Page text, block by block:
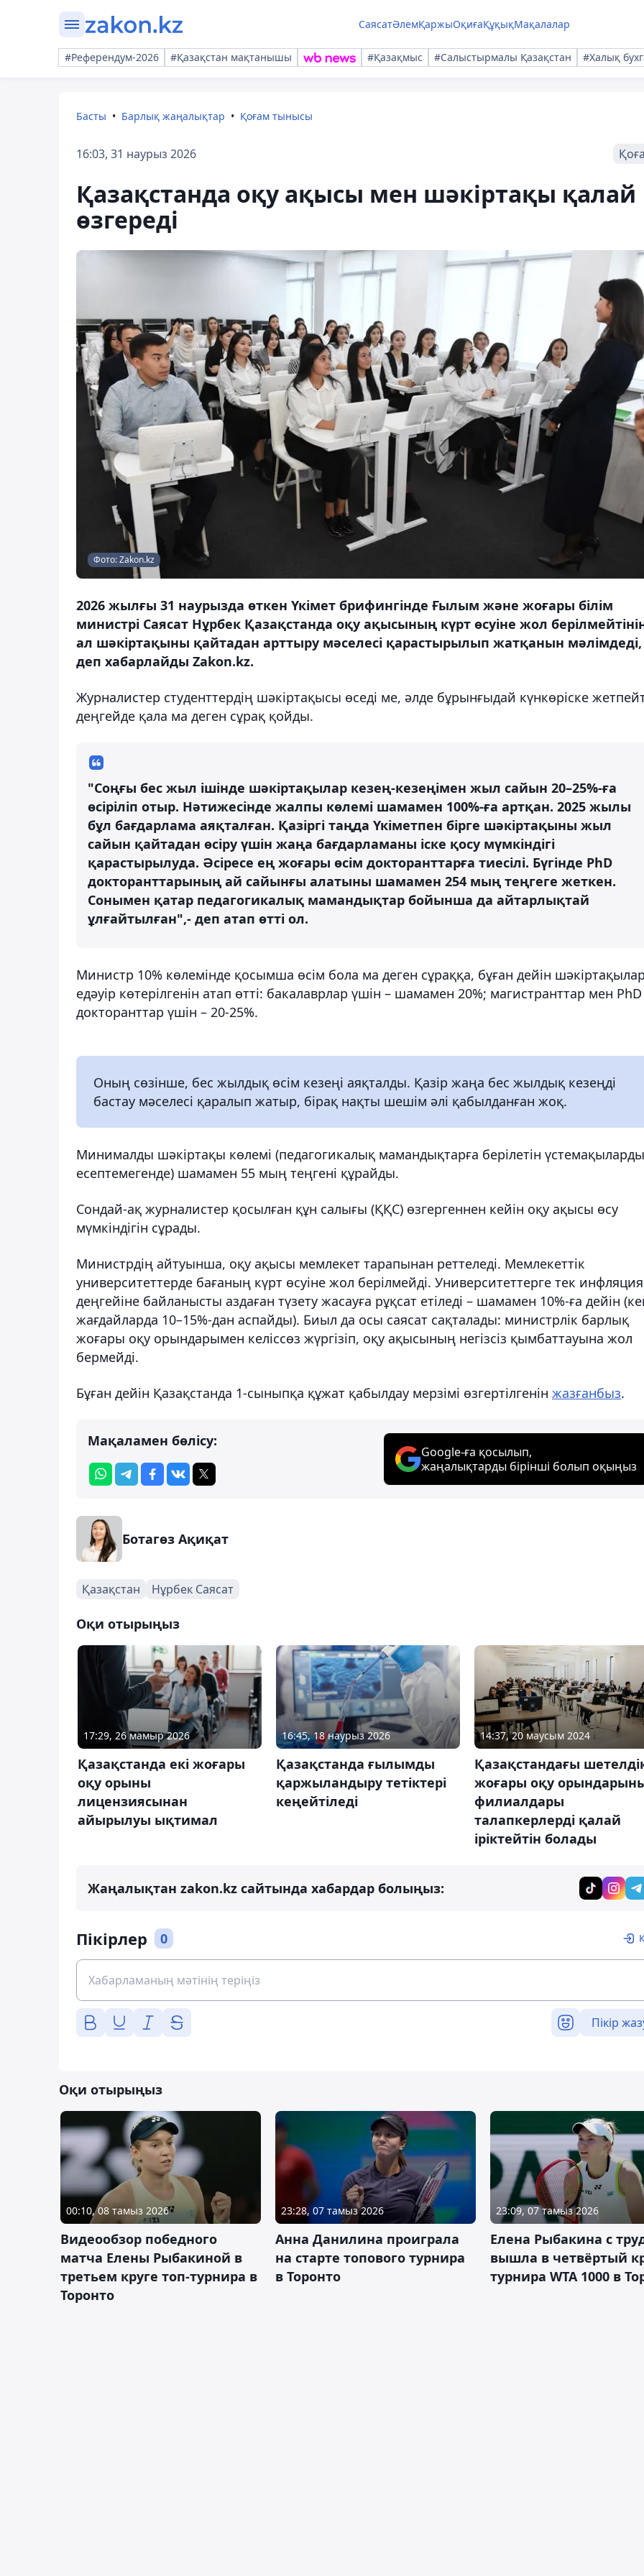
СаясатӘлемҚаржыОқиғаҚұқықМақалалар
#Референдум-2026 #Қазақстан мақтанышы #Қазақмыс #Салыстырмалы Қазақстан #Халық
Басты Барлық жаңалықтар Қоғам тынысы
16:03, 31 наурыз 2026
Қазақстанда оқу ақысы мен шәкіртақы қалай
өзгереді
Фото: Zakon.kz
2026 жылғы 31 наурызда өткен Үкімет брифингінде Ғылым және жоғары білім
министрі Саясат Нұрбек Қазақстанда оқу ақысының күрт өсуіне жол
ал шәкіртақыны қайтадан арттыру мәселесі қарастырылып жатқанын мәлімдеді,
деп хабарлайды Zakon.kz.
Журналистер студенттердің шәкіртақысы өседі ме, әлде бұрынғыдай күнкөріске
деңгейде қала ма деген сұрақ қойды.
"Соңғы бес жыл ішінде шәкіртақылар кезең-кезеңімен жыл сайын 20–25%-ға
өсіріліп отыр. Нәтижесінде жалпы көлемі шамамен 100%-ға артқан. 2025 жылы
бұл бағдарлама аяқталған. Қазіргі таңда Үкіметпен бірге шәкіртақыны жыл
сайын қайтадан өсіру үшін жаңа бағдарламаны іске қосу мүмкіндігі
қарастырылуда. Әсіресе ең жоғары өсім докторанттарға тиесілі. Бүгінде PhD
докторанттарының ай сайынғы алатыны шамамен 254 мың теңгеге жеткен.
Сонымен қатар педагогикалық мамандықтар бойынша да айтарлықтай
ұлғайтылған",- деп атап өтті ол.
Министр 10% көлемінде қосымша өсім бола ма деген сұраққа, бұған дейін
едәуір көтерілгенін атап өтті: бакалаврлар үшін – шамамен 20%; магистранттар мен PhD
докторанттар үшін – 20-25%.
Оның сөзінше, бес жылдық өсім кезеңі аяқталды. Қазір жаңа бес жылдық кезеңді
бастау мәселесі қаралып жатыр, бірақ нақты шешім әлі қабылданған жоқ.
Минималды шәкіртақы көлемі (педагогикалық мамандықтарға берілетін үстемақыларды
есептемегенде) шамамен 55 мың теңгені құрайды.
Сондай-ақ журналистер қосылған құн салығы (ҚҚС) өзгергеннен кейін оқу ақысы өсу
мүмкіндігін сұрады.
Министрдің айтуынша, оқу ақысы мемлекет тарапынан реттеледі. Мемлекеттік
университеттерде бағаның күрт өсуіне жол берілмейді. Университеттерге тек инфляция
деңгейіне байланысты аздаған түзету жасауға рұқсат етіледі – шамамен 10%-ға дейін
жағдайларда 10–15%-дан аспайды). Биыл да осы саясат сақталады: министрлік барлық
жоғары оқу орындарымен келіссөз жүргізіп, оқу ақысының негізсіз қымбаттауына жол
бермейді.
Бұған дейін Қазақстанда 1-сыныпқа құжат қабылдау мерзімі өзгертілгенін жазғанбыз.
Мақаламен бөлісу:
Google-ға қосылып,
жаңалықтарды бірінші болып оқыңыз
Ботагөз Ақиқат
Қазақстан Нұрбек Саясат
Оқи отырыңыз
17:29, 26 мамыр 2026
Қазақстанда екі жоғары
оқу орыны
лицензиясынан
айырылуы ықтимал
16:45, 18 наурыз 2026
Қазақстанда ғылымды
қаржыландыру тетіктері
кеңейтіледі
14:37, 20 маусым 2024
Қазақстандағы
жоғары оқу
филиалдары
талапкерлерді қалай
іріктейтін болады
Жаңалықтан zakon.kz сайтында хабардар болыңыз:
Пікірлер 0
Пікір
Оқи отырыңыз
00:10, 08 тамыз 2026
Видеообзор победного
матча Елены Рыбакиной в
третьем круге топ-турнира в
Торонто
23:28, 07 тамыз 2026
Анна Данилина проиграла
на старте топового турнира
в Торонто
23:09, 07 тамыз 2026
Елена Рыбакина с
вышла в четвёртый
турнира WTA 1000 в